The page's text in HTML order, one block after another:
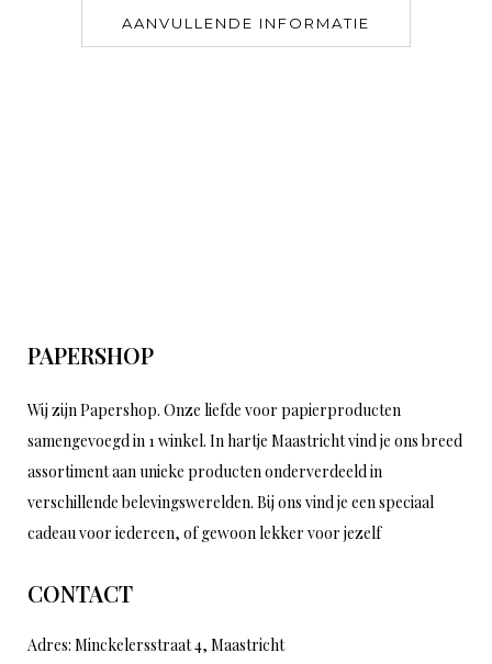
AANVULLENDE INFORMATIE
PAPERSHOP
Wij zijn Papershop. Onze liefde voor papierproducten
samengevoegd in 1 winkel. In hartje Maastricht vind je ons breed
assortiment aan unieke producten onderverdeeld in
verschillende belevingswerelden. Bij ons vind je een speciaal
cadeau voor iedereen, of gewoon lekker voor jezelf
CONTACT
Adres: Minckelersstraat 4, Maastricht